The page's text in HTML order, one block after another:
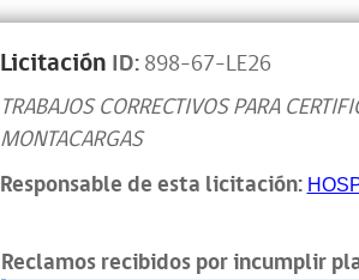
Licitación ID:898-67-LE26
TRABAJOS CORRECTIVOS PARA
MONTACARGAS
Responsable de esta licitación:
Reclamos recibidos por incumplir